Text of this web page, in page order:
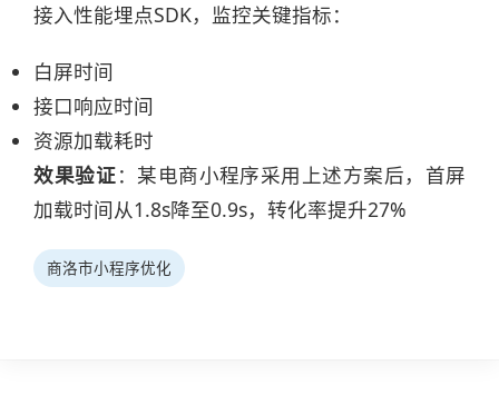
接入性能埋点SDK，监控关键指标：
白屏时间
接口响应时间
资源加载耗时
效果验证‌：某电商小程序采用上述方案后，首屏
加载时间从1.8s降至0.9s，转化率提升27%
商洛市小程序优化